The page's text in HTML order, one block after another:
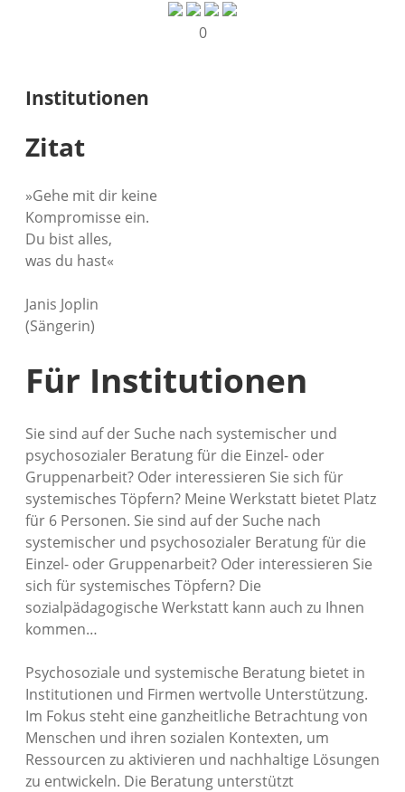
0
Institutionen
Zitat
»Gehe mit dir keine
Kompromisse ein.
Du bist alles,
was du hast«
Janis Joplin
(Sängerin)
Für Institutionen
Sie sind auf der Suche nach systemischer und
psychosozialer Beratung für die Einzel- oder
Gruppenarbeit? Oder interessieren Sie sich für
systemisches Töpfern? Meine Werkstatt bietet Platz
für 6 Personen. Sie sind auf der Suche nach
systemischer und psychosozialer Beratung für die
Einzel- oder Gruppenarbeit? Oder interessieren Sie
sich für systemisches Töpfern? Die
sozialpädagogische Werkstatt kann auch zu Ihnen
kommen…
Psychosoziale und systemische Beratung bietet in
Institutionen und Firmen wertvolle Unterstützung.
Im Fokus steht eine ganzheitliche Betrachtung von
Menschen und ihren sozialen Kontexten, um
Ressourcen zu aktivieren und nachhaltige Lösungen
zu entwickeln. Die Beratung unterstützt